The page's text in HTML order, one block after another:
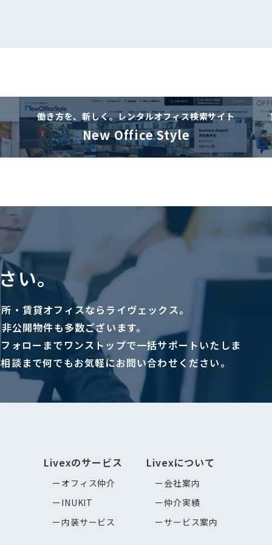
働き方を、新しく。レンタルオフィス検索サイト
New Office Style
い。
・賃貸オフィスならライヴェックス。
公開物件も多数ございます。
ォローまでワンストップで一括サポートいたしま
談まで何でもお気軽にお問い合わせください。
Livexのサービス
オフィス仲介
INUKIT
内装サービス
Livexについて
会社案内
仲介実績
サービス案内